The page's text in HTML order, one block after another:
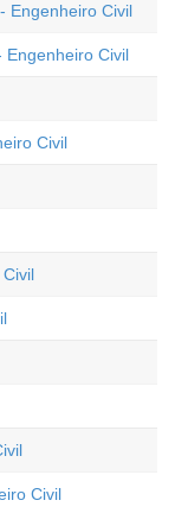
Engenheiro Civil
Engenheiro Civil
Civil
Civil